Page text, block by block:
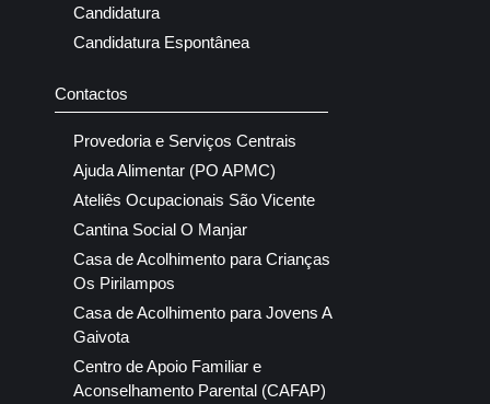
Candidatura
Candidatura Espontânea
Contactos
Provedoria e Serviços Centrais
Ajuda Alimentar (PO APMC)
Ateliês Ocupacionais São Vicente
Cantina Social O Manjar
Casa de Acolhimento para Crianças
Os Pirilampos
Casa de Acolhimento para Jovens A
Gaivota
Centro de Apoio Familiar e
Aconselhamento Parental (CAFAP)